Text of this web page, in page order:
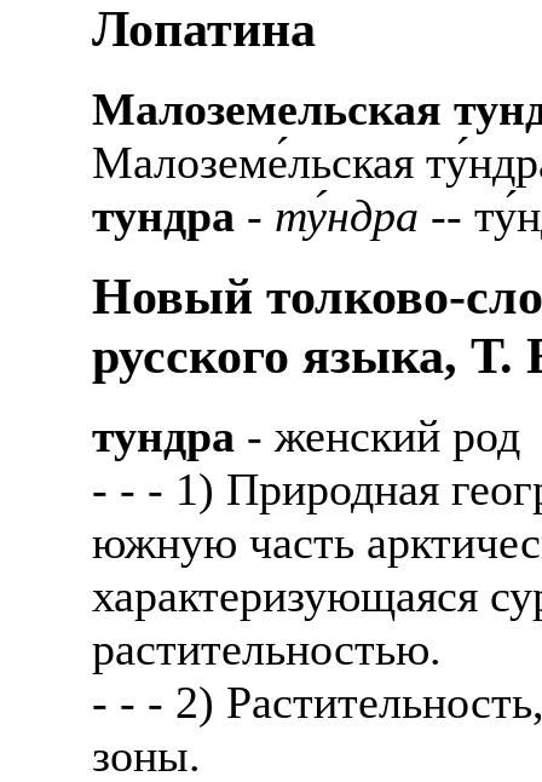
Лопатина
Малоземельская
Малоземе́льская
тундра - ту́ндра --
Новый толково-
русского языка,
тундра - женский род
- - - 1) Природная
южную часть
характеризующаяся
растительностью.
- - - 2)
зоны.